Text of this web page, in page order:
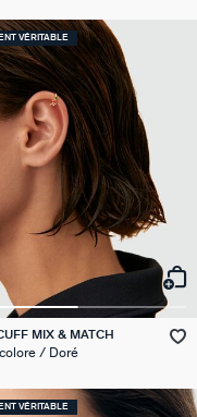
VÉRITABLE
MIX & MATCH
/ Doré
VÉRITABLE